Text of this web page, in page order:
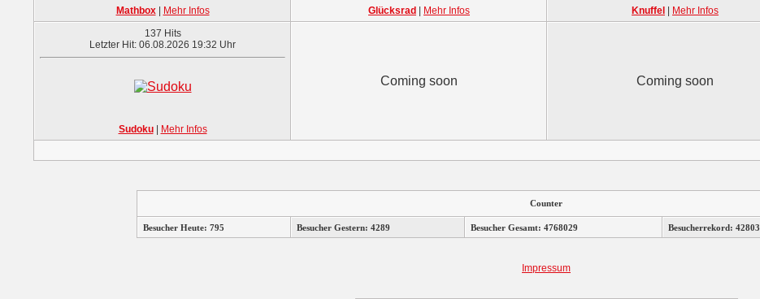
Mathbox| Mehr Infos Glücksrad Mehr Infos Knuffel Mehr Infos
137 Hits
Letzter Hit: 06.08.2026 19:32 Uhr
Sudoku| Mehr Infos
Coming soon Coming soon
Counter
Besucher Heute: 795 Besucher Gestern: 4289 Besucher Gesamt: 4768029 Besucherrekord: 42803
Impressum